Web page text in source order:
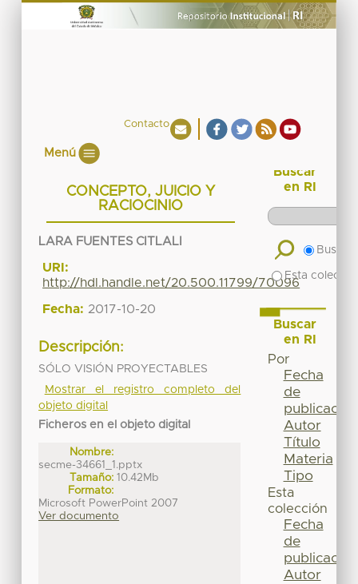
Contacto
Menú
CONCEPTO, JUICIO Y
RACIOCINIO
LARA FUENTES CITLALI
URI:
http://hdl.handle.net/20.500.11799/70096
Fecha: 2017-10-20
Descripción:
SÓLO VISIÓN PROYECTABLES
Mostrar el registro completo del
objeto digital
Ficheros en el objeto digital
Nombre:
secme-34661_1.pptx
Tamaño: 10.42Mb
Formato:
Microsoft PowerPoint 2007
Ver documento
Buscar
en RI
Buscar
Esta
Buscar
en RI
Por
Fecha
de
publicación
Autor
Título
Materia
Tipo
Esta
colección
Fecha
de
publicación
Autor